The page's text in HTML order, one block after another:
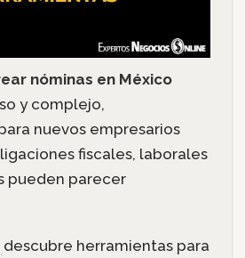
nóminas en México
y complejo,
nuevos empresarios
fiscales, laborales
pueden parecer
herramientas para